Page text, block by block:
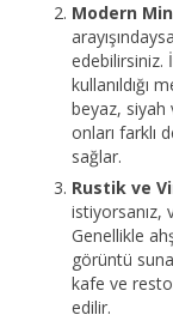
Modern
edebilirsiniz.
kullanıldığı
beyaz, siyah
onları farklı
sağlar.
Rustik ve
istiyorsanız,
Genellikle
görüntü
kafe ve
edilir.